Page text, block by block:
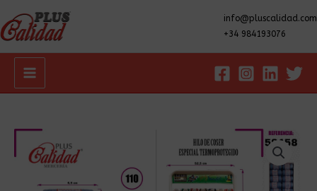
info@pluscalidad.com
+34 984193076
Main